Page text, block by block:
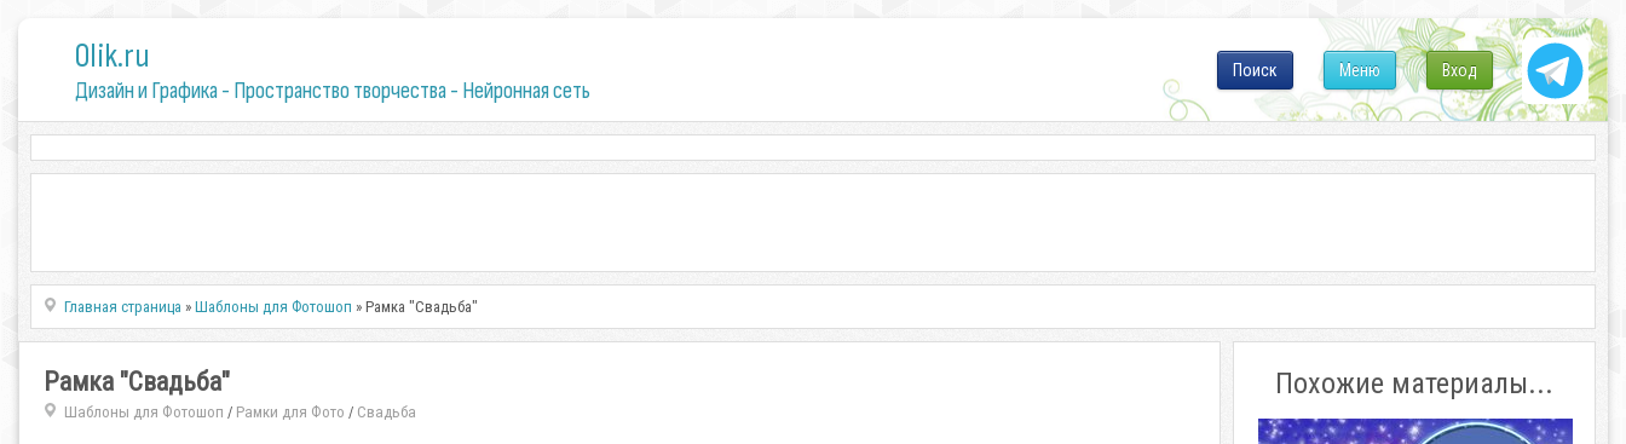
0lik.ru
Дизайн и Графика - Пространство творчества - Нейронная сеть
Вход
Меню
Поиск
Главная страница »Шаблоны для Фотошоп » Рамка "Свадьба"
Рамка "Свадьба"
Шаблоны для Фотошоп / Рамки для Фото / Свадьба
Похожие материалы...